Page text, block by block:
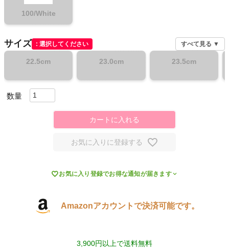
レディーススポーツウェア
スポーツシューズ
もっと見る
100/White
サイズ 選択してください すべて見る ▼
22.5cm 23.0cm 23.5cm
カートに入れる
お気に入りに登録する
お気に入り登録でお得な通知が届きます
Amazonアカウントで決済可能です。
3,900円以上で送料無料